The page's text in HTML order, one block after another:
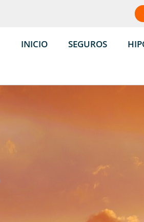
INICIO SEGUROS